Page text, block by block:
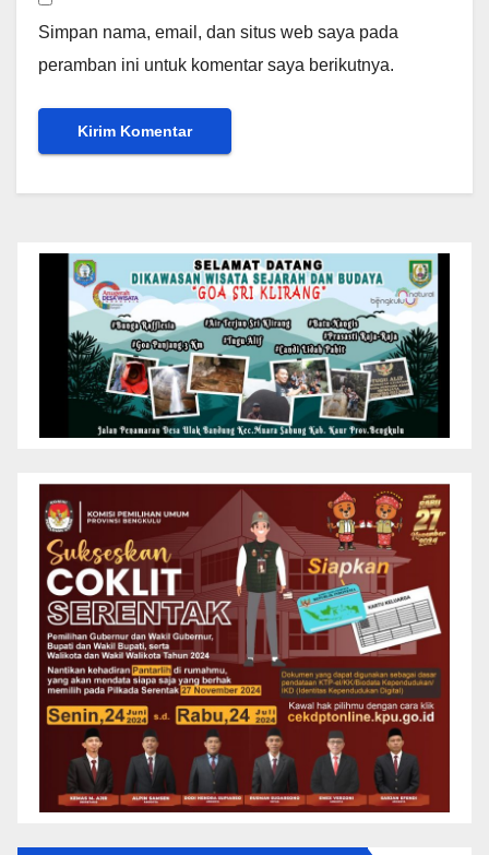
Simpan nama, email, dan situs web saya pada
peramban ini untuk komentar saya berikutnya.